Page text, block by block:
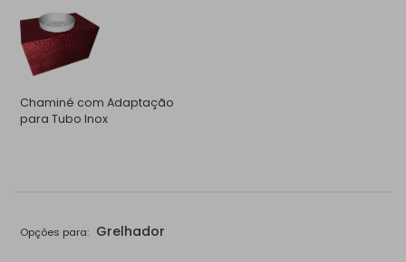
Chaminé com Adaptação
para Tubo Inox
Opções para: Grelhador